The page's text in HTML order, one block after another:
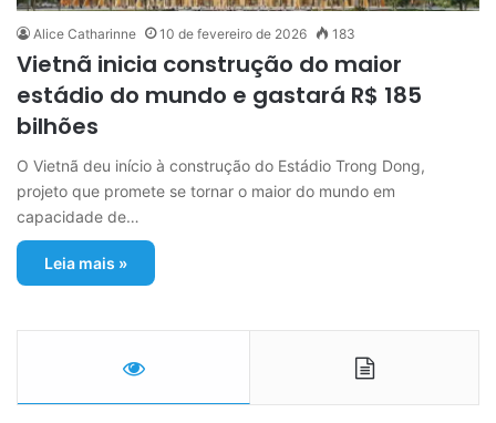
Alice Catharinne 10 de fevereiro de 2026 183
Vietnã inicia construção do maior
estádio do mundo e gastará R$ 185
bilhões
O Vietnã deu início à construção do Estádio Trong Dong,
projeto que promete se tornar o maior do mundo em
capacidade de…
Leia mais »